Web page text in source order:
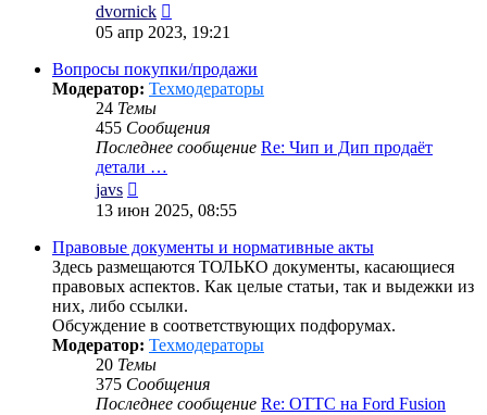
dvornick
к
последнему
сообщению
05 апр 2023, 19:21
Вопросы покупки/продажи
Модератор: Техмодераторы
24 Темы
455 Сообщения
Последнее сообщение Re: Чип и Дип продаёт
детали …
javs
к
последнему
сообщению
13 июн 2025, 08:55
Правовые документы и нормативные акты
Здесь размещаются ТОЛЬКО документы, касающиеся
правовых аспектов. Как целые статьи, так и выдежки из
них, либо ссылки.
Обсуждение в соответствующих подфорумах.
Модератор: Техмодераторы
20 Темы
375 Сообщения
Последнее сообщение Re: ОТТС на Ford Fusion